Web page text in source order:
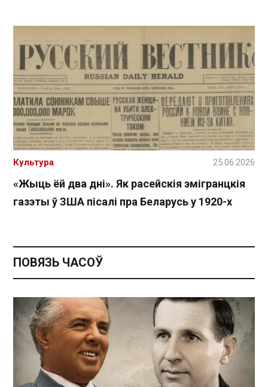
«Жыць ёй два дні». Як расейскія эмігранцкія
газэты ў ЗША пісалі пра Беларусь у 1920-х
Культура 25.06.2026
ПОВЯЗЬ ЧАСОЎ